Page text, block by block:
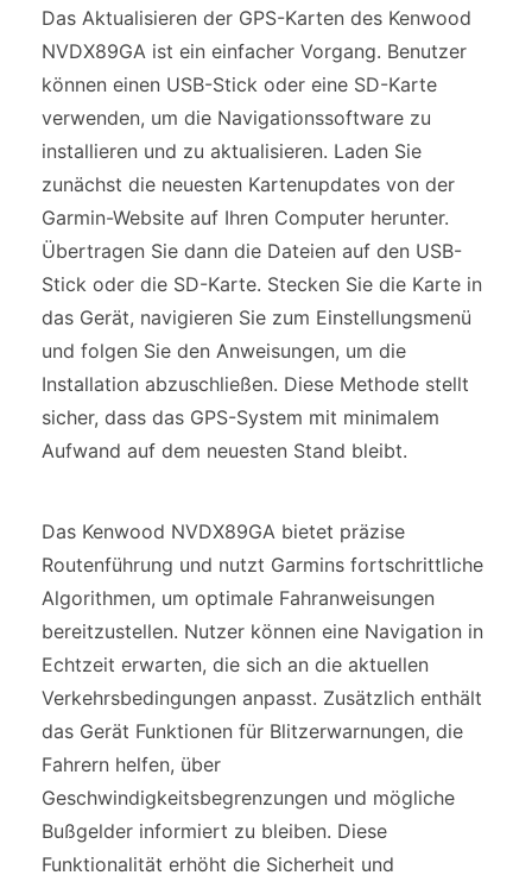
Das Aktualisieren der GPS-Karten des Kenwood
NVDX89GA ist ein einfacher Vorgang. Benutzer
können einen USB-Stick oder eine SD-Karte
verwenden, um die Navigationssoftware zu
installieren und zu aktualisieren. Laden Sie
zunächst die neuesten Kartenupdates von der
Garmin-Website auf Ihren Computer herunter.
Übertragen Sie dann die Dateien auf den USB-
Stick oder die SD-Karte. Stecken Sie die Karte in
das Gerät, navigieren Sie zum Einstellungsmenü
und folgen Sie den Anweisungen, um die
Installation abzuschließen. Diese Methode stellt
sicher, dass das GPS-System mit minimalem
Aufwand auf dem neuesten Stand bleibt.
Das Kenwood NVDX89GA bietet präzise
Routenführung und nutzt Garmins fortschrittliche
Algorithmen, um optimale Fahranweisungen
bereitzustellen. Nutzer können eine Navigation in
Echtzeit erwarten, die sich an die aktuellen
Verkehrsbedingungen anpasst. Zusätzlich enthält
das Gerät Funktionen für Blitzerwarnungen, die
Fahrern helfen, über
Geschwindigkeitsbegrenzungen und mögliche
Bußgelder informiert zu bleiben. Diese
Funktionalität erhöht die Sicherheit und